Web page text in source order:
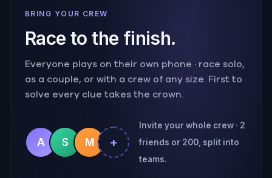
BRING YOUR CREW
Race to the finish.
Everyone plays on their own phone · race solo,
as a couple, or with a crew of any size. First to
solve every clue takes the crown.
A S M +
Invite your whole crew · 2
friends or 200, split into
teams.